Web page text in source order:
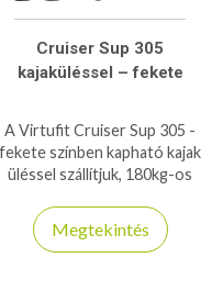
Cruiser Sup 305
kajaküléssel – fekete
A Virtufit Cruiser Sup 305 -
fekete színben kapható kajak
üléssel szállítjuk, 180kg-os
biztonságos deszka!
Megtekintés